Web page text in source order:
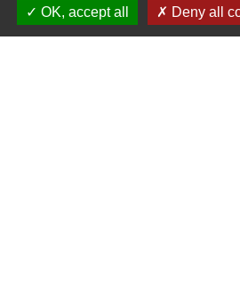
Signaler une
OK, accept all
Deny all